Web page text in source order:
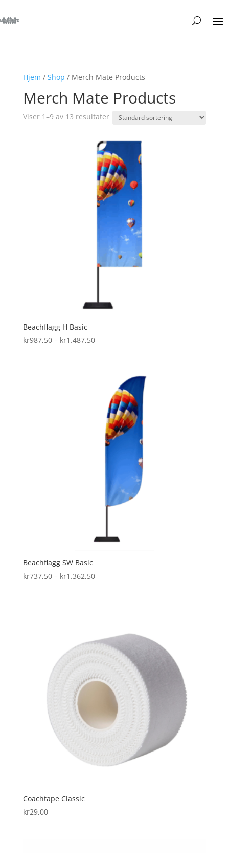
Hjem / Shop / Merch Mate Products
Merch Mate Products
Viser 1–9 av 13 resultater
Beachflagg H Basic
kr987,50 – kr1.487,50Prisområde:
Beachflagg SW Basic
kr737,50 – kr1.362,50Prisområde:
Coachtape Classic
kr29,00